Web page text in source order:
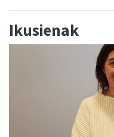
Ikusienak